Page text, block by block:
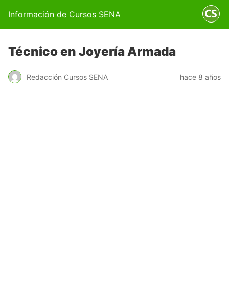
Información de Cursos SENA
Técnico en Joyería Armada
Redacción Cursos SENA hace 8 años